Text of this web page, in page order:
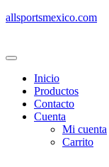
allsportsmexico.com
Inicio
Productos
Contacto
Cuenta
Mi cuenta
Carrito